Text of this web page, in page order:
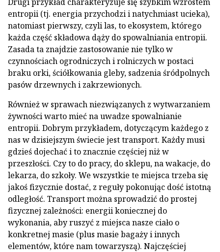
entropii (tj. energia przychodzi i natychmiast ucieka),
natomiast pierwszy, czyli las, to ekosystem, którego
każda część składowa dąży do spowalniania entropii.
Zasada ta znajdzie zastosowanie nie tylko w
czynnościach ogrodniczych i rolniczych w postaci
braku orki, ściółkowania gleby, sadzenia śródpolnych
pasów drzewnych i zakrzewionych.
Również w sprawach niezwiązanych z wytwarzaniem
żywności warto mieć na uwadze spowalnianie
entropii. Dobrym przykładem, dotyczącym każdego z
nas w dzisiejszym świecie jest transport. Każdy musi
gdzieś dojechać i to znacznie częściej niż w
przeszłości. Czy to do pracy, do sklepu, na wakacje, do
lekarza, do szkoły. We wszystkie te miejsca trzeba się
jakoś fizycznie dostać, z reguły pokonując dość istotną
odległość. Transport można sprowadzić do prostej
fizycznej zależności: energii koniecznej do
wykonania, aby ruszyć z miejsca nasze ciało o
konkretnej masie (plus masie bagaży i innych
elementów, które nam towarzyszą). Najczęściej